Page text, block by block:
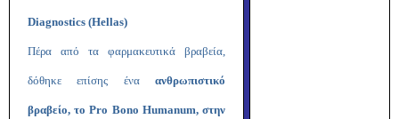
Diagnostics (Hellas)
Πέρα από τα φαρμακευτικά βραβεία,
δόθηκε επίσης ένα ανθρωπιστικό
βραβείο, το Pro Bono Humanum, στην